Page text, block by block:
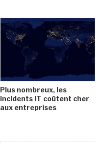
Plus nombreux, les
incidents IT coûtent cher
aux entreprises